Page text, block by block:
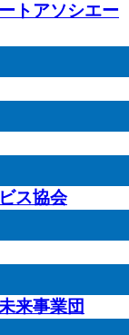
トアソシエー
ス協会
来事業団